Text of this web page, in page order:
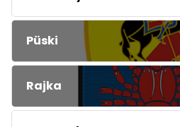
Püski
Rajka